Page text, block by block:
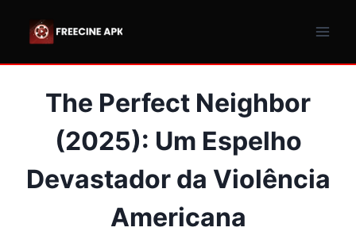
The Perfect Neighbor
(2025): Um Espelho
Devastador da Violência
Americana